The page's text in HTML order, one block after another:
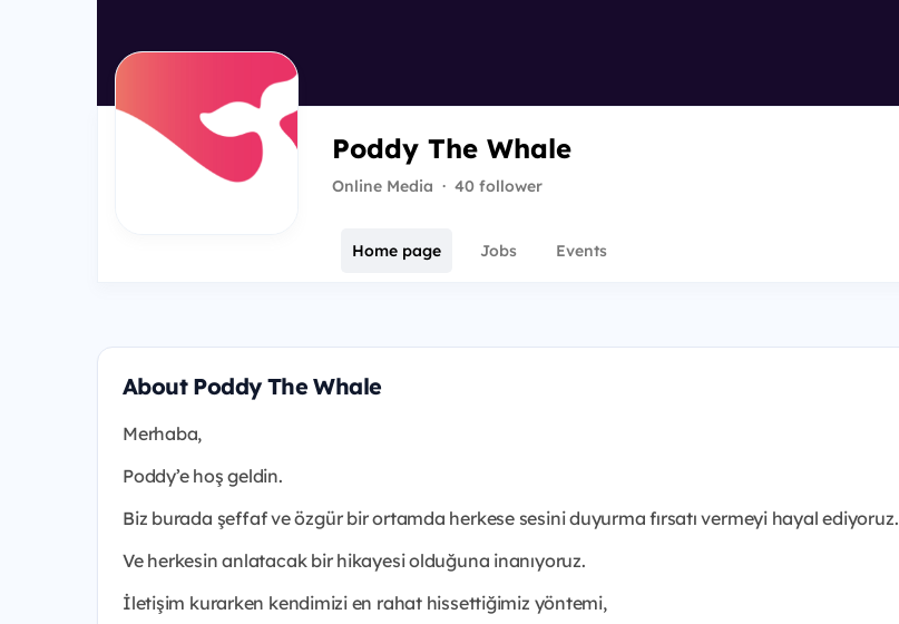
Poddy The Whale
Online Media · 40 follower
Home page Jobs Events
About Poddy The Whale
Merhaba,
Poddy’e hoş geldin.
Biz burada şeffaf ve özgür bir ortamda herkese sesini duyurma fırsatı vermeyi hayal ediyoruz.
Ve herkesin anlatacak bir hikayesi olduğuna inanıyoruz.
İletişim kurarken kendimizi en rahat hissettiğimiz yöntemi,